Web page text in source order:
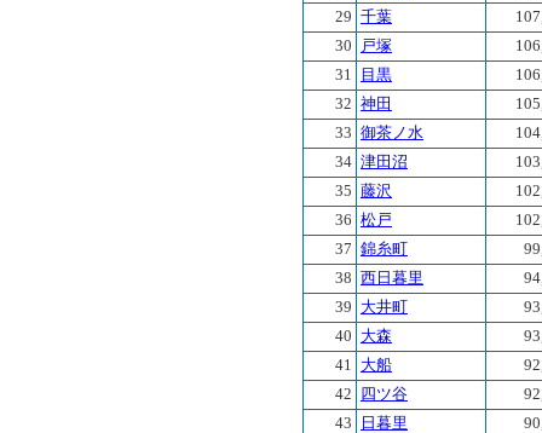
29 千葉
30
戸塚
31
目黒
32 神田
33 御茶ノ水
34 津田沼
35 藤沢
36 松戸
37 錦糸町
38 西日暮里
39
大井町
40
大森
41
大船
42
四ツ谷
43
日暮里